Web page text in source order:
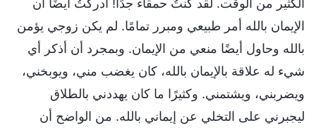
الإيمان بالله أمر طبيعي ومبرر تمامًا. لم يكن زوجي يؤمن
بالله وحاول أيضًا منعي من الإيمان. وبمجرد أن أذكر أي
شيء له علاقة بالإيمان بالله، كان يغضب مني، ويوبخني،
ويضربني، ويشتمني. وكثيرًا ما كان يهددني بالطلاق
ليجبرني على التخلي عن إيماني بالله. من الواضح أن